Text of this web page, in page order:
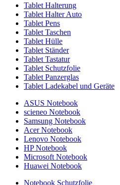
Tablet Halterung
Tablet Halter Auto
Tablet Pens
Tablet Taschen
Tablet Hülle
Tablet Ständer
Tablet Tastatur
Tablet Schutzfolie
Tablet Panzerglas
Tablet Ladekabel und Geräte
ASUS Notebook
scieneo Notebook
Samsung Notebook
Acer Notebook
Lenovo Notebook
HP Notebook
Microsoft Notebook
Huawei Notebook
Notebook Schutzfolie